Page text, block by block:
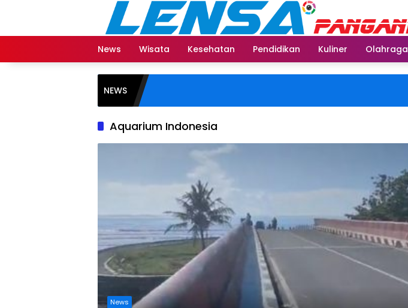
News
Wisata Kesehatan Pendidikan Kuliner Olahraga
NEWS
Aquarium Indonesia
News